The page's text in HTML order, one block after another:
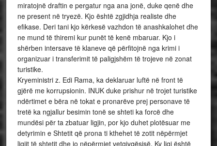
miratojnë draftin e pergatur nga ana jonë, duke qenë dhe
ne present në tryezë. Kjo është zgjidhja realiste dhe
efikase. Deri tani kjo kërkesë vazhdon të anashkalohet dhe
ne mund të thiremi kur punët të kenë mbaruar. Kjo i
shërben intersave të klaneve që përfitojnë nga krimi i
organizuar i transferimit të paligjshëm të trojeve në zonat
turistike.
Kryeministri z. Edi Rama, ka deklaruar luftë në front të
gjërë me korrupsionin. INUK duke prishur në trojet turistike
ndërtimet e bëra në tokat e pronarëve prej personave të
tretë ka ngjallur besimin tonë se shteti ka forcë dhe
mundësi për ta zbatuar ligjin, por kjo duhet plotësuar me
detyrimin e Shtetit që prona ti kthehet të zotit nëpërmjet
ligjit të shtetit dhe jo nëpërmjet vetgjyqësisë. Ky ligj është